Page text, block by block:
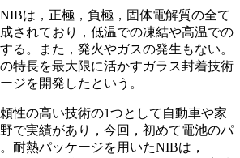
は，正極，負極，固体電解質の全て
されており，低温での凍結や高温での
る。また，発火やガスの発生もない。
特長を最大限に活かすガラス封着技術
ジを開発したという。
性の高い技術の1つとして自動車や家
で実績があり，今回，初めて電池のパ
耐熱パッケージを用いたNIBは，